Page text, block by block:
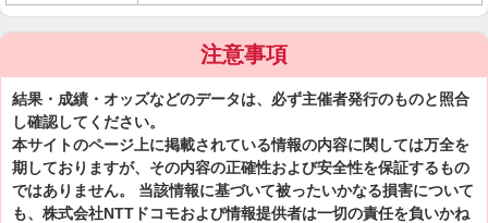
注意事項
結果・成績・オッズなどのデータは、必ず主催者発行のものと照合
し確認してください。
本サイトのページ上に掲載されている情報の内容に関しては万全を
期しておりますが、その内容の正確性および安全性を保証するもの
ではありません。 当該情報に基づいて被ったいかなる損害について
も、株式会社NTTドコモおよび情報提供者は一切の責任を負いかね